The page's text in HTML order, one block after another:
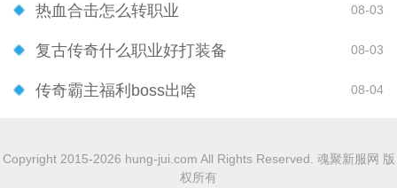
热血合击怎么转职业 08-03
复古传奇什么职业好打装备 08-03
传奇霸主福利boss出啥 08-04
Copyright 2015-2026 hung-jui.com All Rights Reserved. 魂聚新服网 版
权所有